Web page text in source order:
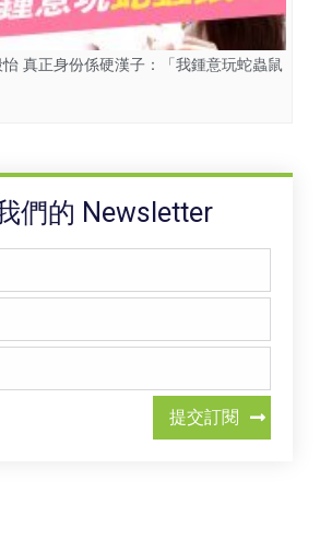
真正身份係硬漢子：「我鍾意玩蛇蟲鼠
們的 Newsletter
提交訂閱